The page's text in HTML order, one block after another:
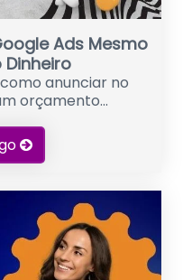
Ads Mesmo
anunciar no
orçamento...